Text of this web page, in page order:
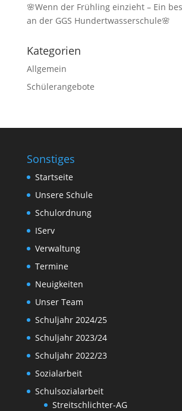
🌸Wenn der Frühling einzieht – Ein
an der GGS Hundertwasserschule🌸
Kategorien
Allgemein
Schülerangebote
Sonstiges
Startseite
Unsere Schule
Schulordnung
IServ
Verwaltung
Termine
Neuigkeiten
Unser Team
Schuljahr 2024/25
Schuljahr 2023/24
Schuljahr 2022/23
Sozialarbeit
Schulsozialarbeit
Streitschlichter-AG